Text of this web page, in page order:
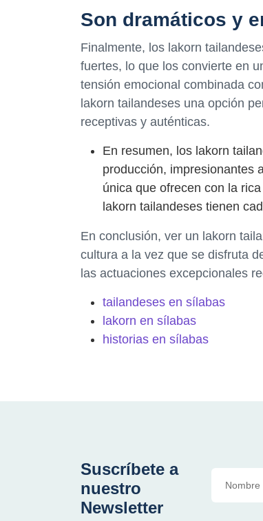
Son dramáticos y
Finalmente, los lakorn
fuertes, lo que los convierte en
tensión emocional combinada
lakorn tailandeses una opción
receptivas y auténticas.
En resumen, los lakorn
producción, impresionantes
única que ofrecen con la
lakorn tailandeses tienen
En conclusión, ver un lakorn
cultura a la vez que se disfruta
las actuaciones excepcionales
tailandeses en sílabas
lakorn en sílabas
historias en sílabas
Suscríbete a
nuestro
Newsletter